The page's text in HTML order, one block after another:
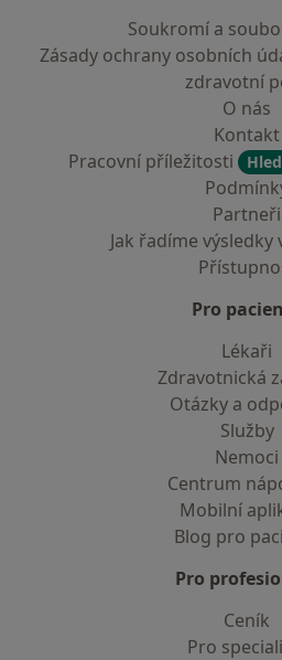
Soukromí a
Zásady ochrany osobních
zdravotní
O nás
Kontakt
Pracovní příležitosti
Partneři
Jak řadíme výsledky
Pro
Lékaři
Zdravotnická
Otázky a
Služby
Nemoci
Centrum
Mobilní
Blog pro
Pro
Ceník
Pro